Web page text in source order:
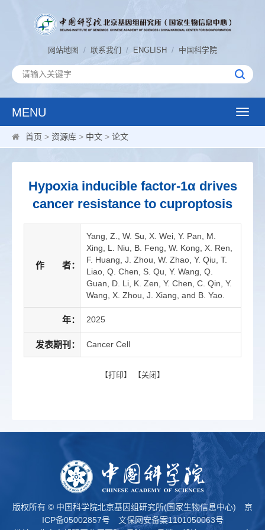
网站地图 / 联系我们 / ENGLISH / 中国科学院
MENU
Toggle
首页 > 资源库 > 中文 > 论文
Hypoxia inducible factor-1α drives
cancer resistance to cuproptosis
作 者：
Yang, Z., W. Su, X. Wei, Y. Pan, M.
Xing, L. Niu, B. Feng, W. Kong, X. Ren,
F. Huang, J. Zhou, W. Zhao, Y. Qiu, T.
Liao, Q. Chen, S. Qu, Y. Wang, Q.
Guan, D. Li, K. Zen, Y. Chen, C. Qin, Y.
Wang, X. Zhou, J. Xiang, and B. Yao.
年： 2025
发表期刊： Cancer Cell
【打印】 【关闭 】
版权所有 © 中国科学院北京基因组研究所(国家生物信息中心) 京
ICP备05002857号
文保网安备案1101050063号